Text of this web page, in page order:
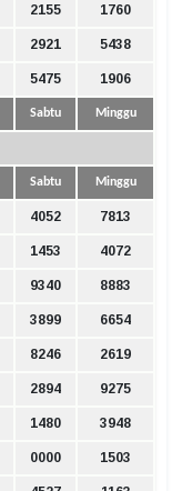
2155 1760
2921 5438
5475 1906
Sabtu Minggu
Sabtu Minggu
4052 7813
1453 4072
9340 8883
3899 6654
8246 2619
2894 9275
1480 3948
0000 1503